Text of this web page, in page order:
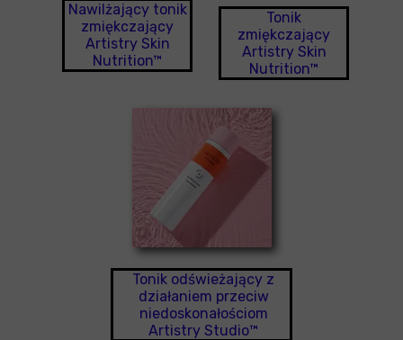
Tonik odświeżający z
działaniem przeciw
niedoskonałościom
Artistry Studio™
Tonik
zmiękczający
Artistry Skin
Nutrition™
Nawilżający tonik
zmiękczający
Artistry Skin
Nutrition™